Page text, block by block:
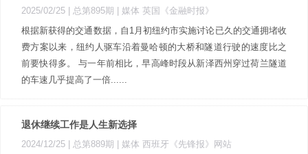
2025/02/25 | 总第895期
| 媒体 英国《金融时报》
根据新获得的交通数据，自1月初纽约市实施讨论已久的交通拥堵收
费方案以来，纽约人驱车沿着曼哈顿的大桥和隧道行驶的速度比之
前要快得多。 与一年前相比，早高峰时段从新泽西州穿过荷兰隧道
的车速几乎提高了一倍......
退休继续工作是人生新选择
2024/12/25 | 总第889期
| 媒体 西班牙《先锋报》网站